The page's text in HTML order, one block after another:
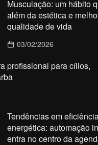
Musculação: um hábito
além da estética e
qualidade de vida
03/02/2026
profissional para cílios,
Tendências em
energética: automação
entra no centro da